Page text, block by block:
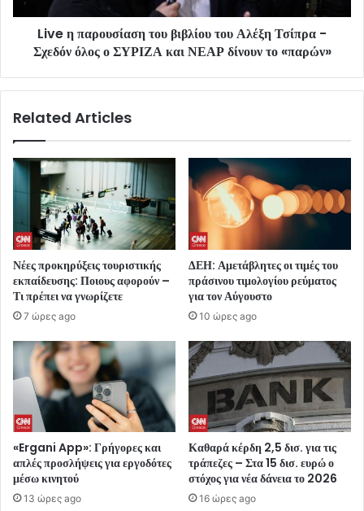
Live η παρουσίαση του βιβλίου του Αλέξη Τσίπρα -
Σχεδόν όλος ο ΣΥΡΙΖΑ και ΝΕΑΡ δίνουν το «παρών»
Related Articles
Νέες προκηρύξεις τουριστικής
εκπαίδευσης: Ποιους αφορούν –
Τι πρέπει να γνωρίζετε
7 ώρες ago
ΔΕΗ: Αμετάβλητες οι τιμές του
πράσινου τιμολογίου ρεύματος
για τον Αύγουστο
10 ώρες ago
«Ergani App»: Γρήγορες και
απλές προσλήψεις για εργοδότες
μέσω κινητού
13 ώρες ago
Καθαρά κέρδη 2,5 δισ. για τις
τράπεζες – Στα 15 δισ. ευρώ ο
στόχος για νέα δάνεια το 2026
16 ώρες ago